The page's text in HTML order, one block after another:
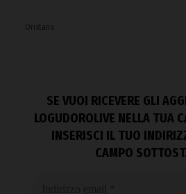
Oristano
SE VUOI RICEVERE GLI
LOGUDOROLIVE NELLA TUA
INSERISCI IL TUO
CAMPO